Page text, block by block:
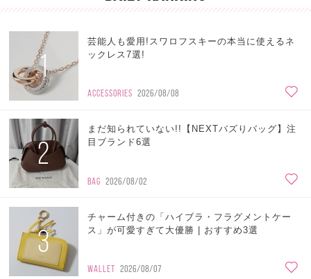
1
芸能人も愛用!スワロフスキーの本当に使えるネ
ックレス7選!
ACCESSORIES 2026/08/08
2
まだ知られていない!!【NEXTバズりバッグ】注
目ブランド6選
BAG 2026/08/02
3
チャーム付きの「ハイブラ・フラグメントケー
ス」が可愛すぎて大優勝 | おすすめ3選
WALLET 2026/08/07